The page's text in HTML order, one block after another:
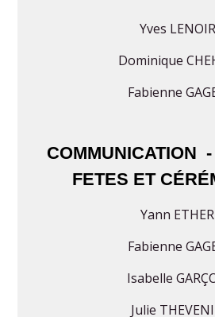
Yves LENOIR
Dominique
Fabienne
COMMUNICATION
FETES ET
Yann ETHER
Fabienne
Isabelle
Julie